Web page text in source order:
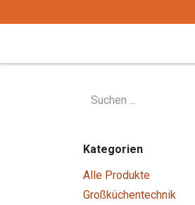
Kategorien
Alle Produkte
Großküchentechnik